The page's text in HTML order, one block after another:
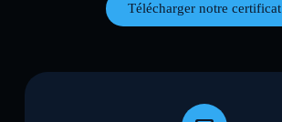
Télécharger notre certificat